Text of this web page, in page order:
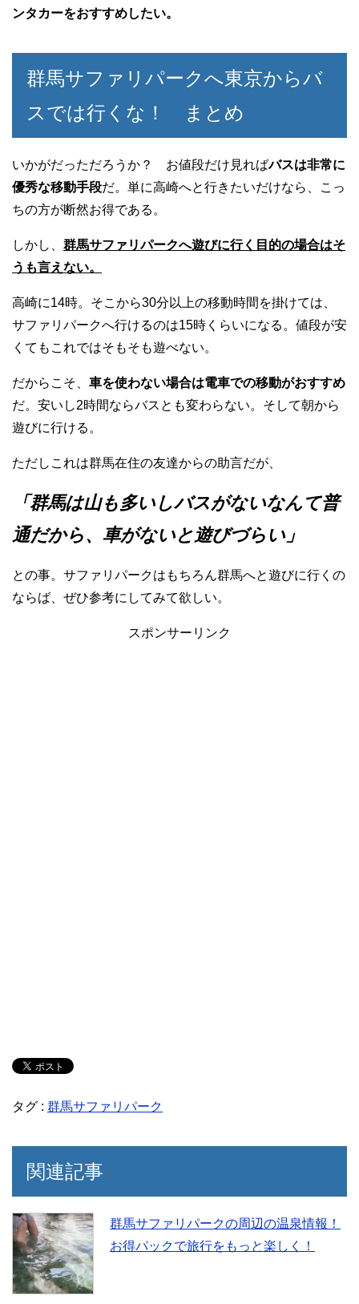
ンタカーをおすすめしたい。
群馬サファリパークへ東京からバ
スでは行くな！ まとめ
いかがだっただろうか？ お値段だけ見ればバスは非常に
優秀な移動手段だ。単に高崎へと行きたいだけなら、こっ
ちの方が断然お得である。
しかし、 群馬サファリパークへ遊びに行く目的の場合はそ
うも言えない。
高崎に14時。そこから30分以上の移動時間を掛けては、
サファリパークへ行けるのは15時くらいになる。値段が安
くてもこれではそもそも遊べない。
だからこそ、 車を使わない場合は電車での移動がおすすめ
だ。安いし2時間ならバスとも変わらない。そして朝から
遊びに行ける。
ただしこれは群馬在住の友達からの助言だが、
「群馬は山も多いしバスがないなんて普
通だから、車がないと遊びづらい」
との事。サファリパークはもちろん群馬へと遊びに行くの
ならば、ぜひ参考にしてみて欲しい。
スポンサーリンク
タグ : 群馬サファリパーク
関連記事
群馬サファリパークの周辺の温泉情報！
お得パックで旅行をもっと楽しく！